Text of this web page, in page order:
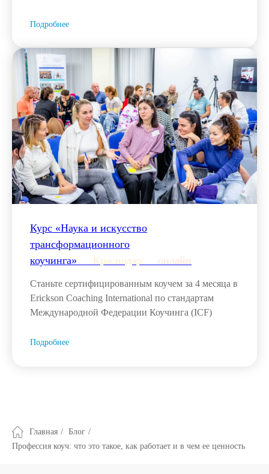
Подробнее
Курс «Наука и искусство
трансформационного
коучинга»___ Краснодар онлайн
Станьте сертифицированным коучем за 4 месяца в
Erickson Coaching International по стандартам
Международной Федерации Коучинга (ICF)
Подробнее
Главная / Блог /
Профессия коуч: что это такое, как работает и в чем ее ценность